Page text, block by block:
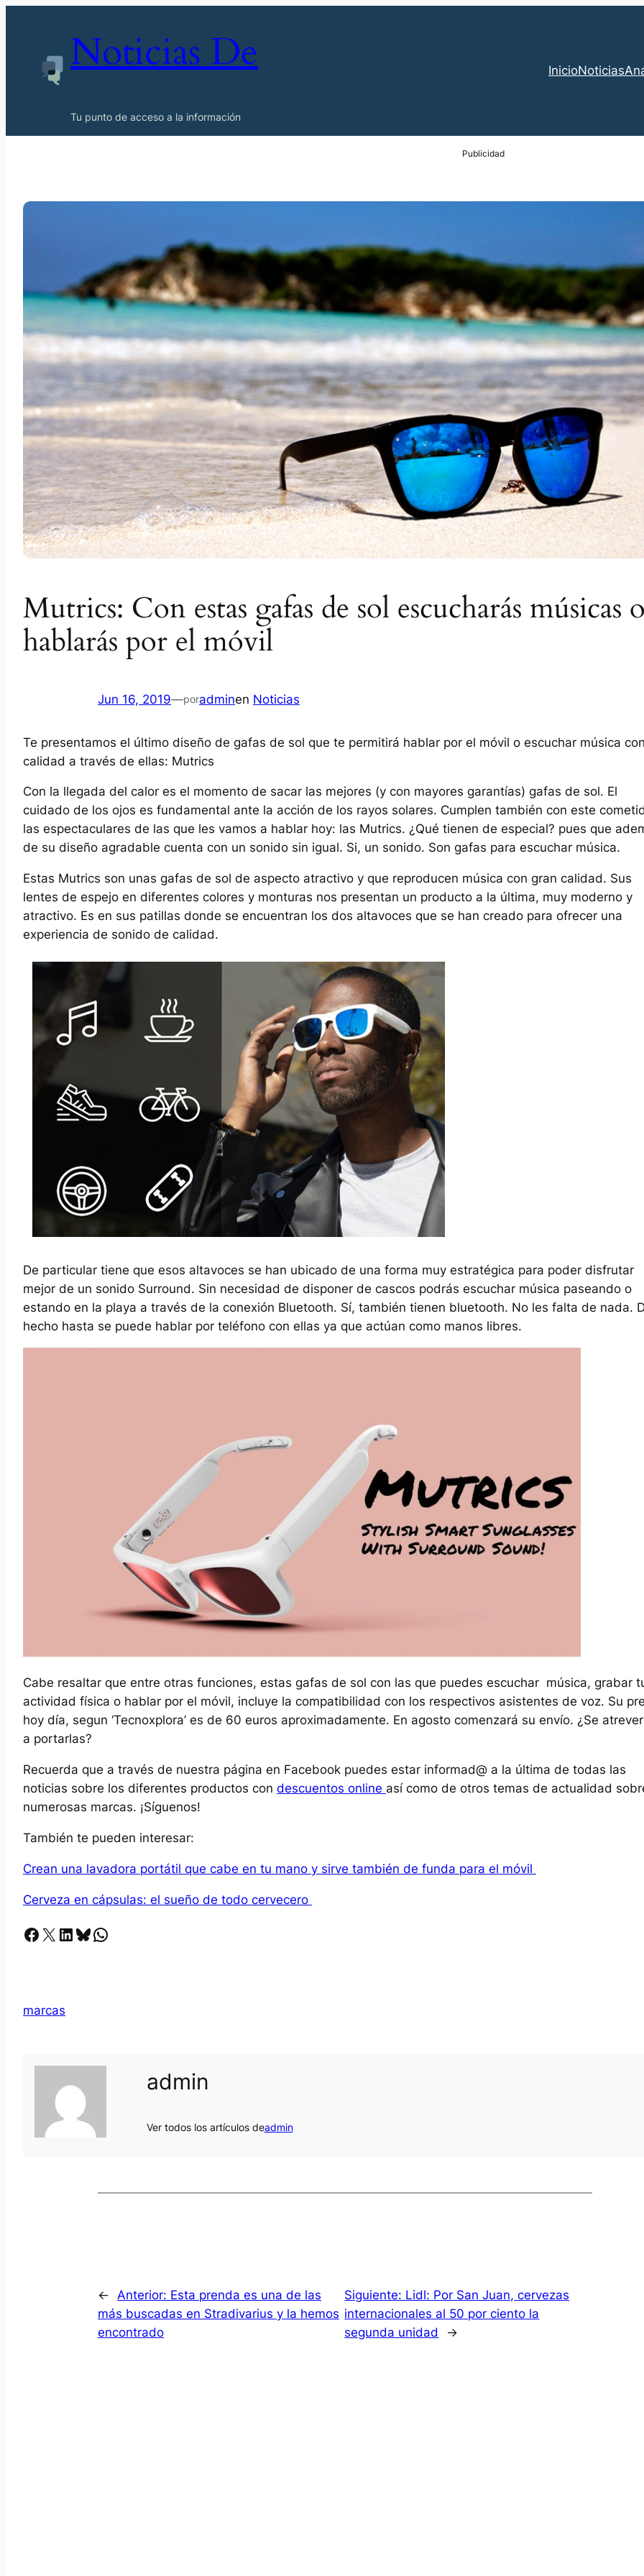
Noticias De
Tu punto de acceso a la información
InicioNoticias
Mutrics: Con estas gafas de sol escucharás músicas
hablarás por el móvil
Jun 16, 2019—poradminen Noticias
Te presentamos el último diseño de gafas de sol que te permitirá hablar por el móvil o escuchar música
calidad a través de ellas: Mutrics
Con la llegada del calor es el momento de sacar las mejores (y con mayores garantías) gafas de sol. El
cuidado de los ojos es fundamental ante la acción de los rayos solares. Cumplen también con este
las espectaculares de las que les vamos a hablar hoy: las Mutrics. ¿Qué tienen de especial? pues que
de su diseño agradable cuenta con un sonido sin igual. Si, un sonido. Son gafas para escuchar música.
Estas Mutrics son unas gafas de sol de aspecto atractivo y que reproducen música con gran calidad. Sus
lentes de espejo en diferentes colores y monturas nos presentan un producto a la última, muy moderno y
atractivo. Es en sus patillas donde se encuentran los dos altavoces que se han creado para ofrecer una
experiencia de sonido de calidad.
De particular tiene que esos altavoces se han ubicado de una forma muy estratégica para poder disfrutar
mejor de un sonido Surround. Sin necesidad de disponer de cascos podrás escuchar música paseando o
estando en la playa a través de la conexión Bluetooth. Sí, también tienen bluetooth. No les falta de nada.
hecho hasta se puede hablar por teléfono con ellas ya que actúan como manos libres.
Cabe resaltar que entre otras funciones, estas gafas de sol con las que puedes escuchar música, grabar
actividad física o hablar por el móvil, incluye la compatibilidad con los respectivos asistentes de voz. Su
hoy día, segun ‘Tecnoxplora’ es de 60 euros aproximadamente. En agosto comenzará su envío. ¿Se
a portarlas?
Recuerda que a través de nuestra página en Facebook puedes estar informad@ a la última de todas las
noticias sobre los diferentes productos con descuentos online así como de otros temas de actualidad
numerosas marcas. ¡Síguenos!
También te pueden interesar:
Crean una lavadora portátil que cabe en tu mano y sirve también de funda para el móvil
Cerveza en cápsulas: el sueño de todo cervecero
Facebook X LinkedIn Bluesky Whatsapp
marcas
admin
Ver todos los artículos deadmin
← Anterior: Esta prenda es una de las
más buscadas en Stradivarius y la hemos
encontrado
Siguiente: Lidl: Por San Juan, cervezas
internacionales al 50 por ciento la
segunda unidad
→